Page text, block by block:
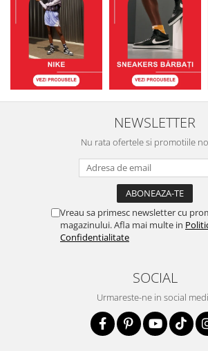
NEWSLETTER
Nu rata ofertele si promotiile
Vreau sa primesc newsletter cu
magazinului. Afla mai multe in
Confidentialitate
SOCIAL
Urmareste-ne in social